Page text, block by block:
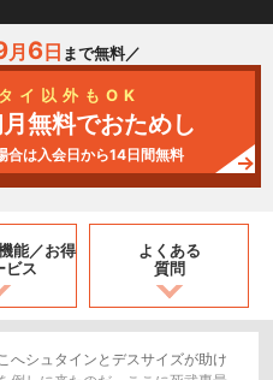
月 6日 まで無料／
イ以外もOK
無料でおためし
合は入会日から14日間無料
能／お得
ビス
よくある
質問
へシュタインとデスサイズが助け